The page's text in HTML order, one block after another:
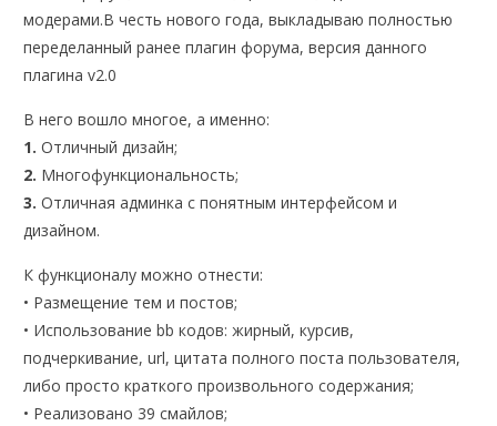
модерами.В честь нового года, выкладываю полностью
переделанный ранее плагин форума, версия данного
плагина v2.0
В него вошло многое, а именно:
1. Отличный дизайн;
2. Многофункциональность;
3. Отличная админка с понятным интерфейсом и
дизайном.
К функционалу можно отнести:
• Размещение тем и постов;
• Использование bb кодов: жирный, курсив,
подчеркивание, url, цитата полного поста пользователя,
либо просто краткого произвольного содержания;
• Реализовано 39 смайлов;